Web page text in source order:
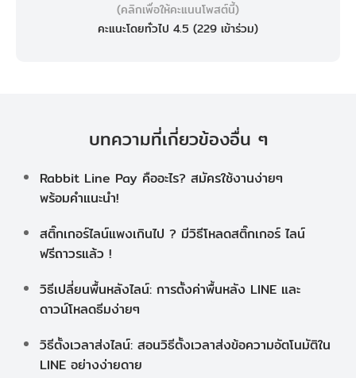
(คลิกเพื่อให้คะแนนโพสต์นี้)
คะแนะโดยทั่วไป 4.5 (229 เข้าร่วม)
บทความที่เกี่ยวข้องอื่น ๆ
Rabbit Line Pay คืออะไร? สมัครใช้งานง่ายๆ
พร้อมคำแนะนำ!
สติ๊กเกอร์ไลน์แพงเกินไป ? มีวิธีโหลดสติ๊กเกอร์ ไลน์
ฟรีถาวรแล้ว !
วิธีเปลี่ยนพื้นหลังไลน์: การตั้งค่าพื้นหลัง LINE และ
ดาวน์โหลดธีมง่ายๆ
วิธีตั้งเวลาส่งไลน์: สอนวิธีตั้งเวลาส่งข้อความอัตโนมัติใน
LINE อย่างง่ายดาย